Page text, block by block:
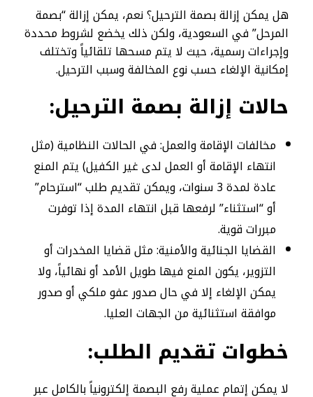
هل يمكن إزالة بصمة الترحيل؟ نعم، يمكن إزالة “بصمة
المرحل” في السعودية، ولكن ذلك يخضع لشروط محددة
وإجراءات رسمية، حيث لا يتم مسحها تلقائياً وتختلف
إمكانية الإلغاء حسب نوع المخالفة وسبب الترحيل.
حالات إزالة بصمة الترحيل:
مخالفات الإقامة والعمل: في الحالات النظامية (مثل
انتهاء الإقامة أو العمل لدى غير الكفيل) يتم المنع
عادة لمدة 3 سنوات، ويمكن تقديم طلب “استرحام”
أو “استثناء” لرفعها قبل انتهاء المدة إذا توفرت
مبررات قوية.
القضايا الجنائية والأمنية: مثل قضايا المخدرات أو
التزوير، يكون المنع فيها طويل الأمد أو نهائياً، ولا
يمكن الإلغاء إلا في حال صدور عفو ملكي أو صدور
موافقة استثنائية من الجهات العليا.
خطوات تقديم الطلب:
لا يمكن إتمام عملية رفع البصمة إلكترونياً بالكامل عبر